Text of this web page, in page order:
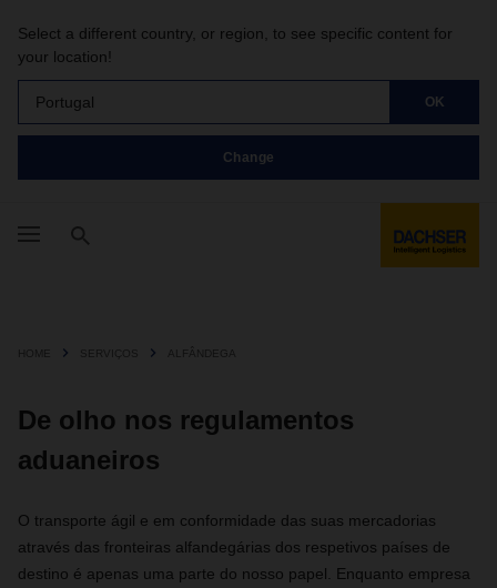
Select a different country, or region, to see specific content for
your location!
Portugal OK
Change
HOME SERVIÇOS ALFÂNDEGA
De olho nos regulamentos
aduaneiros
O transporte ágil e em conformidade das suas mercadorias
através das fronteiras alfandegárias dos respetivos países de
destino é apenas uma parte do nosso papel. Enquanto empresa